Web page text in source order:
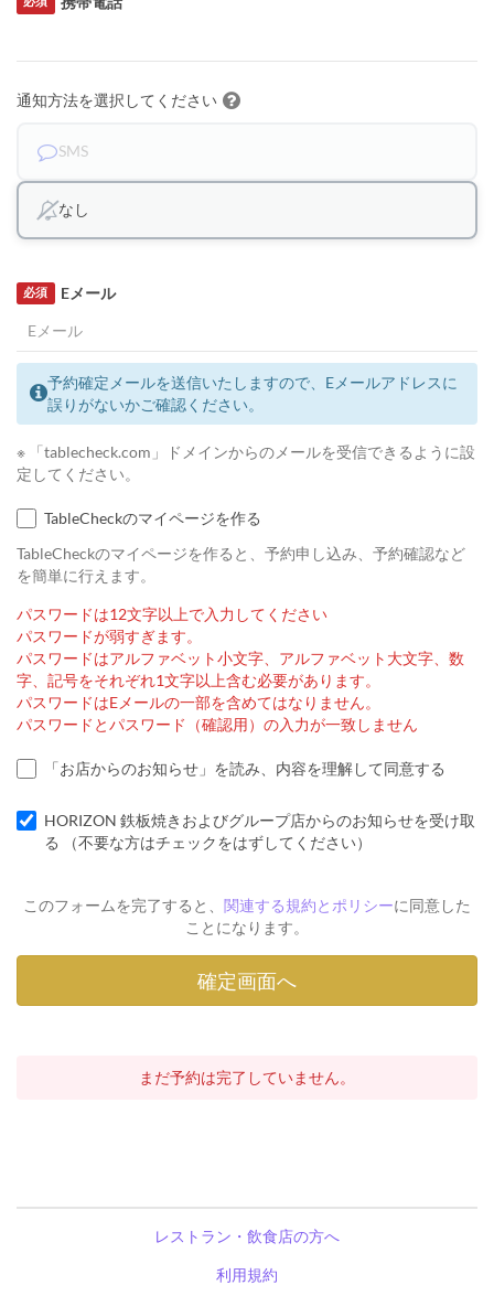
通知方法を選択してください
SMS
なし
Eメール
必須
予約確定メールを送信いたしますので、Eメールアドレスに
誤りがないかご確認ください。
※ 「tablecheck.com」ドメインからのメールを受信できるように設
定してください。
TableCheckのマイページを作る
TableCheckのマイページを作ると、予約申し込み、予約確認など
を簡単に行えます。
パスワードは12文字以上で入力してください
パスワードが弱すぎます。
パスワードはアルファベット小文字、アルファベット大文字、数
字、記号をそれぞれ1文字以上含む必要があります。
パスワードはEメールの一部を含めてはなりません。
パスワードとパスワード（確認用）の入力が一致しません
「お店からのお知らせ」を読み、内容を理解して同意する
HORIZON 鉄板焼きおよびグループ店からのお知らせを受け取
る （不要な方はチェックをはずしてください）
このフォームを完了すると、 関連する規約とポリシーに同意した
ことになります。
まだ予約は完了していません。
レストラン・飲食店の方へ
利用規約